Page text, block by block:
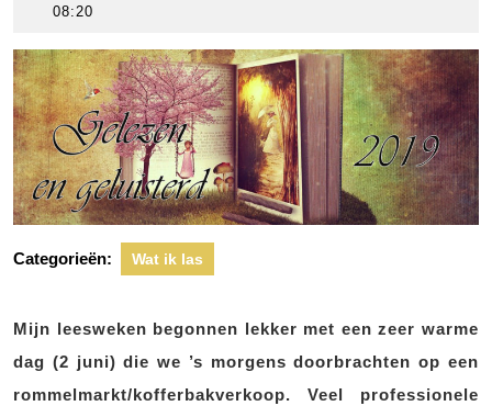
08:20
Categorieën: Wat ik las
Mijn leesweken begonnen lekker met een zeer warme
dag (2 juni) die we ’s morgens doorbrachten op een
rommelmarkt/kofferbakverkoop. Veel professionele